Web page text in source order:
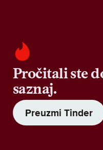
Pročitali ste
saznaj.
Preuzmi Tinder